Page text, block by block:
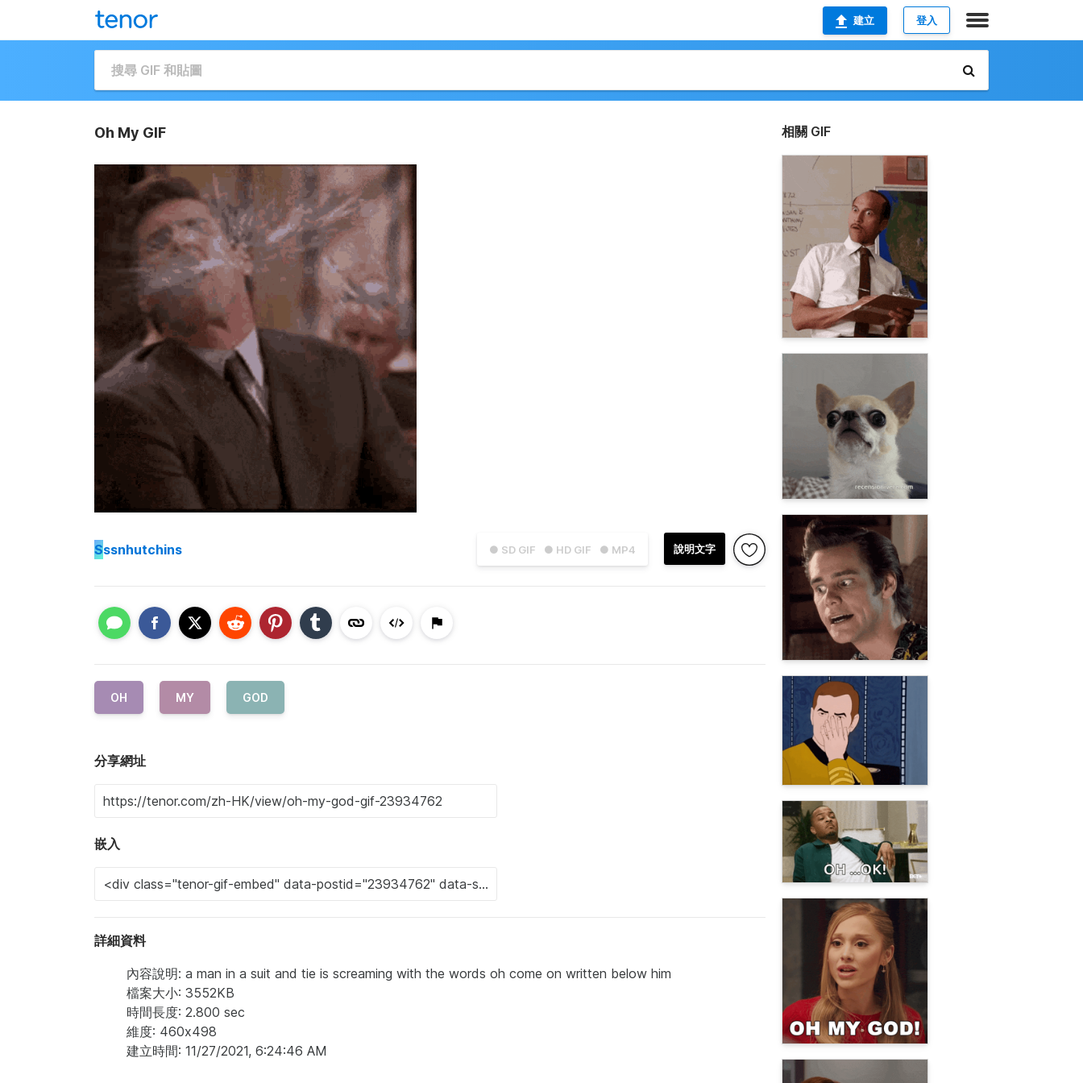
建立 登入
Oh My GIF
● SD GIF ● HD GIF ● MP4 說明文字
Sssnhutchins
OH MY GOD
分享網址
嵌入
詳細資料
內容說明: a man in a suit and tie is screaming with the words oh come on written below him
檔案大小: 3552KB
時間長度: 2.800 sec
維度: 460x498
建立時間: 11/27/2021, 6:24:46 AM
相關 GIF